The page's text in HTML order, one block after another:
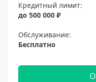
Кредитный лимит:
до 500 000 ₽
Обслуживание:
Бесплатно